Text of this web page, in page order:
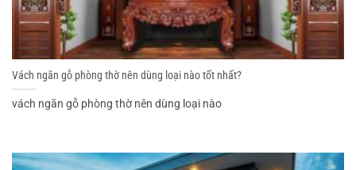
Vách ngăn gỗ phòng thờ nên dùng loại nào tốt nhất?
vách ngăn gỗ phòng thờ nên dùng loại nào